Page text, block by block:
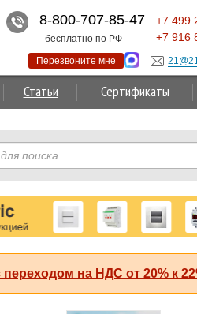
Статьи Сертификаты
на НДС от 20% к
8-800-707-85-47
- бесплатно по РФ
+7 499
+7 916
Перезвоните мне